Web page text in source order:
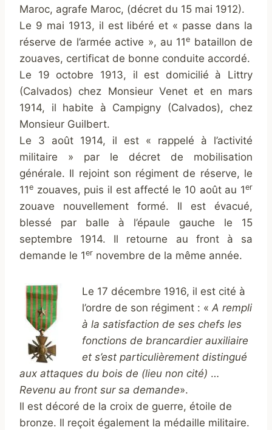
Maroc, agrafe Maroc, (décret du 15 mai 1912).
Le 9 mai 1913, il est libéré et « passe dans la
réserve de l’armée active », au 11e bataillon de
zouaves, certificat de bonne conduite accordé.
Le 19 octobre 1913, il est domicilié à Littry
(Calvados) chez Monsieur Venet et en mars
1914, il habite à Campigny (Calvados), chez
Monsieur Guilbert.
Le 3 août 1914, il est « rappelé à l’activité
militaire » par le décret de mobilisation
générale. Il rejoint son régiment de réserve, le
11e zouaves, puis il est affecté le 10 août au 1er
zouave nouvellement formé. Il est évacué,
blessé par balle à l’épaule gauche le 15
septembre 1914. Il retourne au front à sa
demande le 1er novembre de la même année.
Le 17 décembre 1916, il est cité à
l’ordre de son régiment : « A rempli
à la satisfaction de ses chefs les
fonctions de brancardier auxiliaire
et s’est particulièrement distingué
aux attaques du bois de (lieu non cité) …
Revenu au front sur sa demande».
Il est décoré de la croix de guerre, étoile de
bronze. Il reçoit également la médaille militaire.